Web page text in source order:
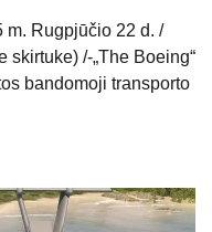
m. Rugpjūčio 22 d. /
/-„The Boeing“
bandomoji transporto